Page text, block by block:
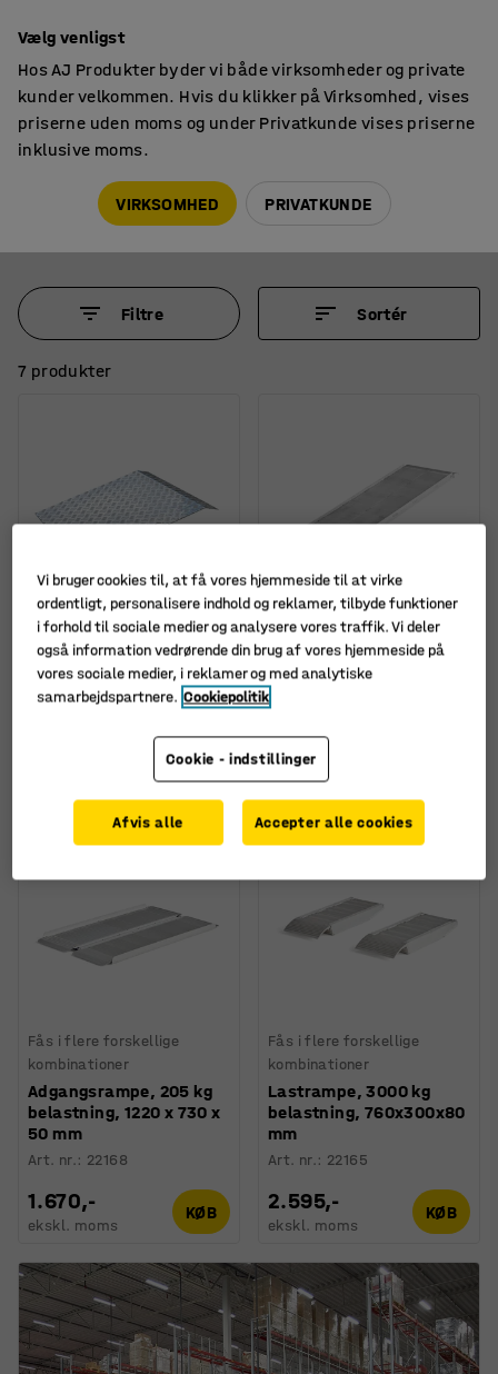
Lasteramper
Filtre Sortér
7 produkter
Tærskelbro, 200 kg,
800x800 mm, aluminium
KØB
Fås i flere forskellige
kombinationer
Rampe, 750 kg,
2000x700x75 mm
Art. nr.
4.655,-
ekskl. moms
Fås i flere forskellige
kombinationer
Adgangsrampe, 205 kg
belastning, 1220 x 730 x
50 mm
Art. nr.: 22168
1.670,-
ekskl. moms
KØB
Fås i flere forskellige
kombinationer
Lastrampe, 3000 kg
belastning, 760x300x80
mm
Art. nr.: 22165
2.595,-
ekskl. moms
KØB
Vælg venligst
Hos AJ Produkter byder vi både virksomheder og private
kunder velkommen. Hvis du klikker på Virksomhed, vises
priserne uden moms og under Privatkunde vises priserne
inklusive moms.
VIRKSOMHED PRIVATKUNDE
Vi bruger cookies til, at få vores hjemmeside til at virke
ordentligt, personalisere indhold og reklamer, tilbyde funktioner
i forhold til sociale medier og analysere vores traffik. Vi deler
også information vedrørende din brug af vores hjemmeside på
vores sociale medier, i reklamer og med analytiske
samarbejdspartnere. Cookiepolitik
Cookie - indstillinger
Afvis alle Accepter alle cookies